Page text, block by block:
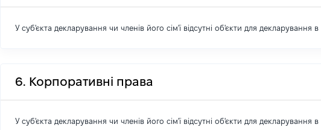
У суб'єкта декларування чи членів його сім'ї відсутні об'єкти для декларування в
6. Корпоративні права
У суб'єкта декларування чи членів його сім'ї відсутні об'єкти для декларування в